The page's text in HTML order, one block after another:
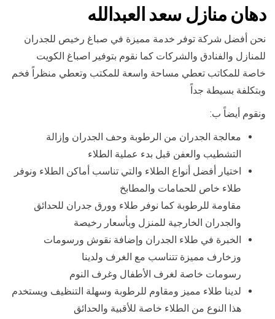
دهان منازل سعد العبدالله
نحن أفضل شركة توفر خدمة مميزة في صباغ رخيص للجدران
للمنازل والفنادق والشركات كما نقوم بتوفير اصباغ الكويت
خاصة للمكاتب تعطي مساحة واسعة للمكتب وتعطي منظراً فخم
وبتكلفة بسيطة جداً
ونقوم أيضاً ب:
معالجة الجدران من الرطوبة وحف الجدران وإزالة
التشطيب والعفن قبل بدء عملية الطلاء
اختيار أفضل أنواع الطلاء والتي تناسب أماكن الطلاء ونوفر
طلاء خاص للحمامات والمطابخ
مقاومة للرطوبة كما نوفر طلاء وورق جدران للحدائق
والجدران الخارجية للمنزل وبأسعار رخيصة
الخبرة في طلاء الجدران وإضافة نقوش ورسومات
وزخارف مميزة تتناسب مع الغرف ولدينا
رسومات خاصة لغرف الأطفال وغرف النوم
لدينا طلاء مميز ومقاوم للرطوبة وسهلة التنظيف ويستخدم
هذا النوع من الطلاء خاصة للأقبية والحدائق